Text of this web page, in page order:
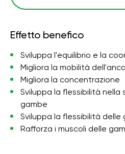
Effetto benefico
Sviluppa l'equilibrio e la
Migliora la mobilità dell'anca
Migliora la concentrazione
Sviluppa la flessibilità nella
gambe
Sviluppa la flessibilità delle
Rafforza i muscoli delle